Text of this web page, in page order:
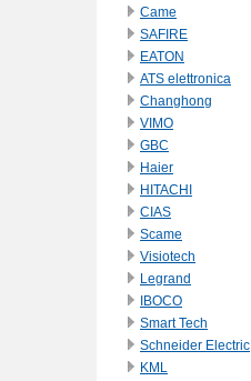
Came
SAFIRE
EATON
ATS elettronica
Changhong
VIMO
GBC
Haier
HITACHI
CIAS
Scame
Visiotech
Legrand
IBOCO
Smart Tech
Schneider Electric
KML